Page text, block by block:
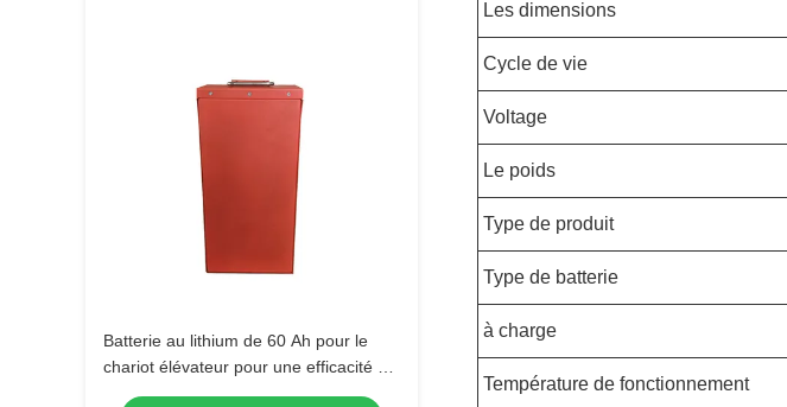
Batterie au lithium de 60 Ah pour le
chariot élévateur pour une efficacité et
une productivité accrues
Les dimensions
Cycle de vie
Voltage
Le poids
Type de produit
Type de batterie
à charge
Température de fonctionnement